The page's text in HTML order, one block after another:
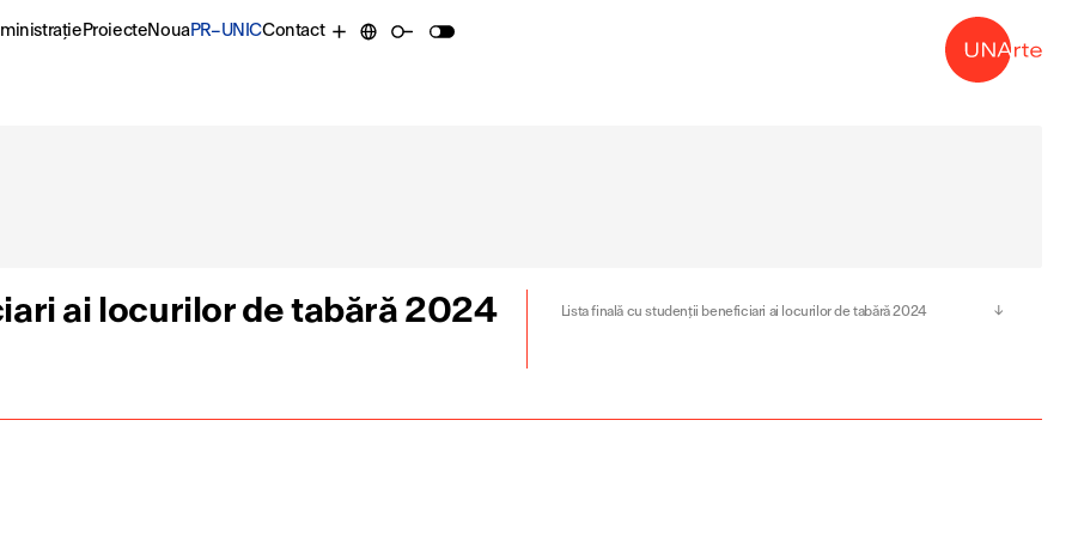
→
ProiecteNouaPR–UNICContact
ai locurilor de tabără 2024 Lista finală cu studenții beneficiari ai locurilor de tabără 2024